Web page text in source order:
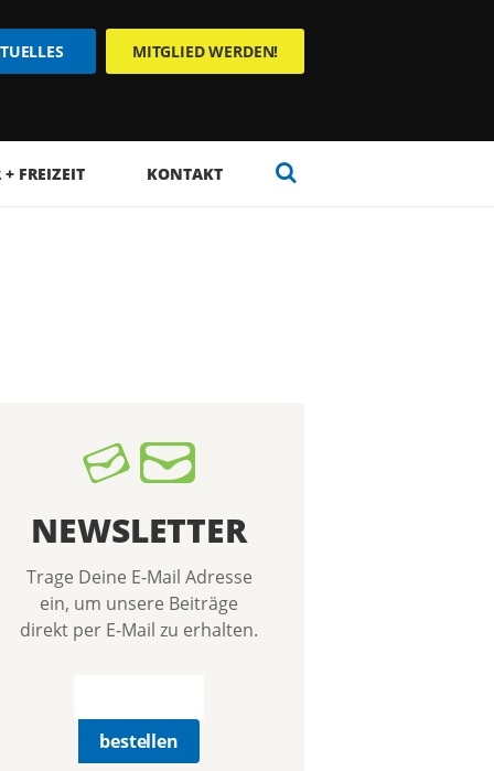
MITGLIED WERDEN!
FREIZEIT KONTAKT
NEWSLETTER
Trage Deine E-Mail Adresse
ein, um unsere Beiträge
direkt per E-Mail zu erhalten.